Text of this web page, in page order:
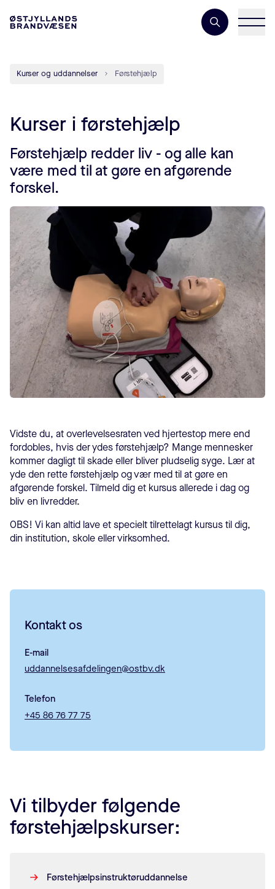
Søgeord
Kurser og uddannelser Førstehjælp
Kurser i førstehjælp
Førstehjælp redder liv - og alle kan
være med til at gøre en afgørende
forskel.
Vidste du, at overlevelsesraten ved hjertestop mere end
fordobles, hvis der ydes førstehjælp? Mange mennesker
kommer dagligt til skade eller bliver pludselig syge. Lær at
yde den rette førstehjælp og vær med til at gøre en
afgørende forskel. Tilmeld dig et kursus allerede i dag og
bliv en livredder.
OBS! Vi kan altid lave et specielt tilrettelagt kursus til dig,
din institution, skole eller virksomhed.
Kontakt os
E-mail
uddannelsesafdelingen@ostbv.dk
Telefon
+45 86 76 77 75
Vi tilbyder følgende
førstehjælpskurser:
Førstehjælpsinstruktøruddannelse